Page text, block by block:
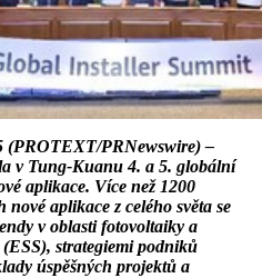
(PROTEXT/PRNewswire) –
v Tung-Kuanu 4. a 5. globální
aplikace. Více než 1200
aplikace z celého světa se
v oblasti fotovoltaiky a
strategiemi podniků
úspěšných projektů a